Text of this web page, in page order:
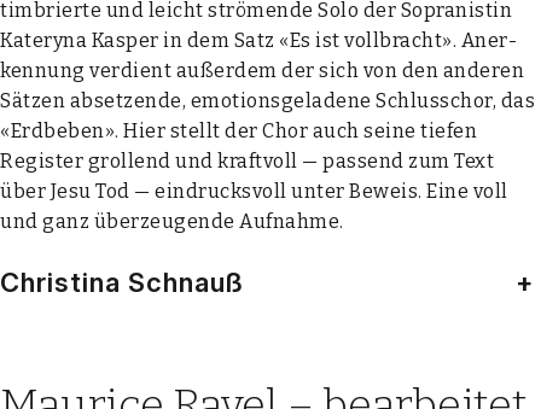
tim­brier­te und leicht strö­men­de Solo der Sopra­nis­tin
Katery­na Kas­per in dem Satz «Es ist voll­bracht». Aner­
ken­nung ver­dient außer­dem der sich von den ande­ren
Sät­zen abset­zen­de, emo­ti­ons­ge­la­de­ne Schluss­chor, das
«Erd­be­ben». Hier stellt der Chor auch sei­ne tie­fen
Regis­ter grol­lend und kraft­voll — pas­send zum Text
über Jesu Tod — ein­drucks­voll unter Beweis. Eine voll
und ganz über­zeu­gen­de Auf­nah­me.
Christina Schnauß +